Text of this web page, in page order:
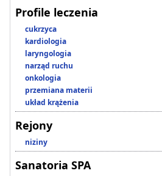
Profile leczenia
cukrzyca
kardiologia
laryngologia
narząd ruchu
onkologia
przemiana materii
układ krążenia
Rejony
niziny
Sanatoria SPA